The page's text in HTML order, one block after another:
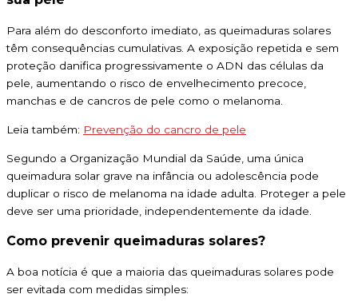
Para além do desconforto imediato, as queimaduras solares
têm consequências cumulativas. A exposição repetida e sem
proteção danifica progressivamente o ADN das células da
pele, aumentando o risco de envelhecimento precoce,
manchas e de cancros de pele como o melanoma.
Leia também: Prevenção do cancro de pele
Segundo a Organização Mundial da Saúde, uma única
queimadura solar grave na infância ou adolescência pode
duplicar o risco de melanoma na idade adulta. Proteger a pele
deve ser uma prioridade, independentemente da idade.
Como prevenir queimaduras solares?
A boa notícia é que a maioria das queimaduras solares pode
ser evitada com medidas simples: